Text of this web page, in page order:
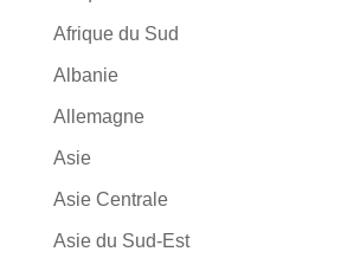
Afrique du Sud
Albanie
Allemagne
Asie
Asie Centrale
Asie du Sud-Est